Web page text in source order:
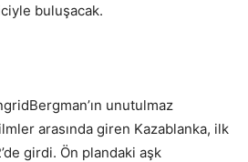
buluşacak.
unutulmaz
arasında giren Kazablanka, ilk
girdi. Ön plandaki aşk